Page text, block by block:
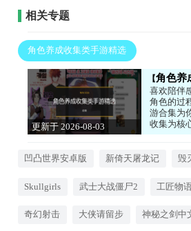
相关专题
角色养成收集类手游精选
更新于 2026-08-03
角色养
喜欢陪伴
角色的过
游合集为
收集为核
可爱的猫
组建队伍
无可替
体验的玩
凹凸世界安卓版 新倚天屠龙记 毁
Skullgirls 武士大战僵尸2 工匠物
奇幻射击 大侠请留步 神秘之剑中